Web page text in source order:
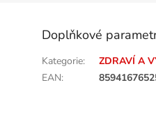
Doplňkové
Kategorie:
ZDRAVÍ A
EAN: